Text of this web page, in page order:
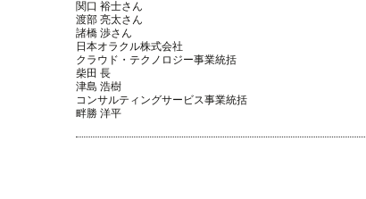
関口 裕士さん
渡部 亮太さん
諸橋 渉さん
日本オラクル株式会社
クラウド・テクノロジー事業統括
柴田 長
津島 浩樹
コンサルティングサービス事業統括
畔勝 洋平